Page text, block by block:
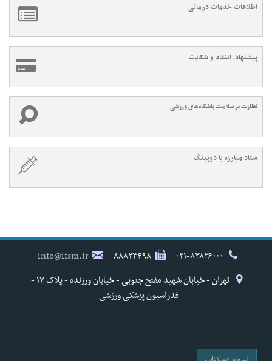
اطلاعات خدمات درمانی
پیشنهاد، انتقاد و شکایت
نظارت بر سلامت باشگاه‌های ورزشی
ستاد مبارزه با دوپینگ
۸۸۸۳۳۴۹۸
info@ifsm.ir
تهران - خیابان شهید مفتح جنوبی - خیابان ورزنده - پلاک ۱۷ -
فدراسیون پزشکی ورزشی